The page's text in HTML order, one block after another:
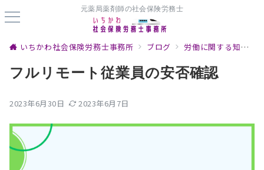
元薬局薬剤師の社会保険労務士
いちかわ社会保険労務士事務所 ブログ 労働に関する知識
フルリモート従業員の安否確認
2023年6月30日 2023年6月7日